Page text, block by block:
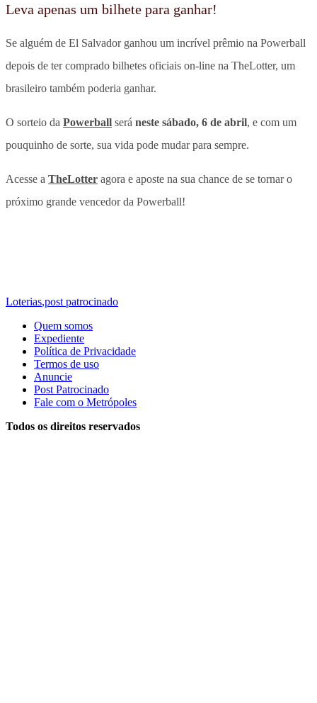
Leva apenas um bilhete para ganhar!
Se alguém de El Salvador ganhou um incrível prêmio na Powerball
depois de ter comprado bilhetes oficiais on-line na TheLotter, um
brasileiro também poderia ganhar.
O sorteio da Powerball será neste sábado, 6 de abril, e com um
pouquinho de sorte, sua vida pode mudar para sempre.
Acesse a TheLotter agora e aposte na sua chance de se tornar o
próximo grande vencedor da Powerball!
Loterias,post patrocinado
Quem somos
Expediente
Política de Privacidade
Termos de uso
Anuncie
Post Patrocinado
Fale com o Metrópoles
Todos os direitos reservados